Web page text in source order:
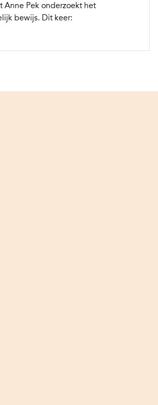
Anne Pek onderzoekt het
bewijs. Dit keer: